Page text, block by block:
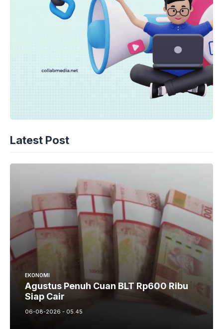
Latest Post
EKONOMI
Agustus Penuh Cuan BLT Rp600 Ribu
Siap Cair
06-08-2026 - 05.45